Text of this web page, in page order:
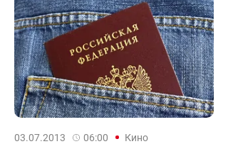
03.07.2013 06:00 Кино